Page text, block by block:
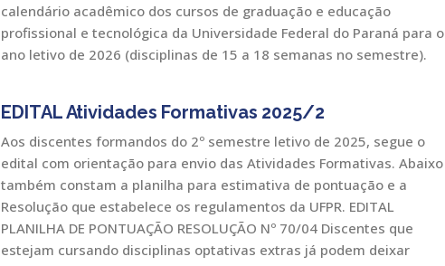
calendário acadêmico dos cursos de graduação e educação
profissional e tecnológica da Universidade Federal do Paraná para o
ano letivo de 2026 (disciplinas de 15 a 18 semanas no semestre).
EDITAL Atividades Formativas 2025/2
Aos discentes formandos do 2º semestre letivo de 2025, segue o
edital com orientação para envio das Atividades Formativas. Abaixo
também constam a planilha para estimativa de pontuação e a
Resolução que estabelece os regulamentos da UFPR. EDITAL
PLANILHA DE PONTUAÇÃO RESOLUÇÃO Nº 70/04 Discentes que
estejam cursando disciplinas optativas extras já podem deixar